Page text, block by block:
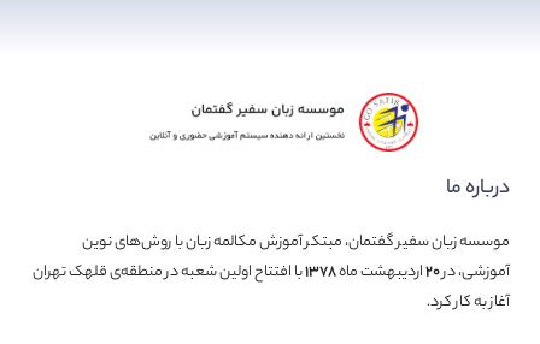
درباره ما
موسسه زبان سفیر گفتمان، مبتکر آموزش مکالمه زبان با روش‌های نوین
آموزشی، در۲۰اردیبهشت ماه۱۳۷۸با افتتاح اولین شعبه در منطقه‌ی قلهک تهران
آغاز به کار کرد.